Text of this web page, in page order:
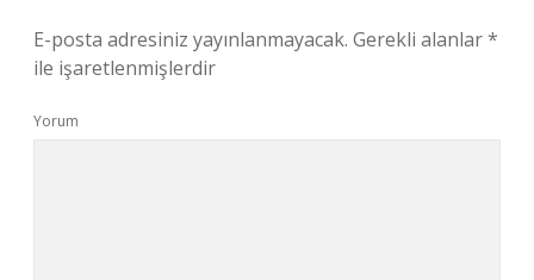
E-posta adresiniz yayınlanmayacak. Gerekli alanlar*
ile işaretlenmişlerdir
Yorum